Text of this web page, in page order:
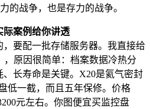
的战争，也是存力的战争。
际案例给你讲透
，要配一批存储服务器。我直接给
，原因很简单：档案数据冷热分
长寿命是关键。X20是氦气密封
低一截，而且五年保修。价格
元左右。你图便宜买监控盘